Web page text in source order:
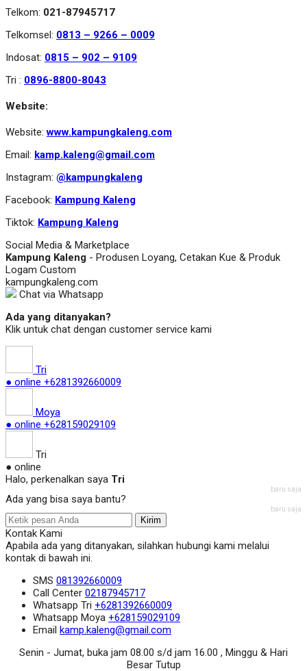
Telkom: 021-87945717
Telkomsel: 0813 – 9266 – 0009
Indosat: 0815 – 902 – 9109
Tri : 0896-8800-8043
Website:
Website:www.kampungkaleng.com
Email: kamp.kaleng@gmail.com
Instagram: @kampungkaleng
Facebook: Kampung Kaleng
Tiktok: Kampung Kaleng
Social Media & Marketplace
Kampung Kaleng - Produsen Loyang, Cetakan Kue & Produk
Logam Custom
kampungkaleng.com
Chat via Whatsapp
Ada yang ditanyakan?
Klik untuk chat dengan customer service kami
Tri
● online +6281392660009
Moya
● online +628159029109
Tri
● online
Halo, perkenalkan saya Tri
baru saja
Ada yang bisa saya bantu?
baru saja
Kirim
Kontak Kami
Apabila ada yang ditanyakan, silahkan hubungi kami melalui
kontak di bawah ini.
SMS 081392660009
Call Center 02187945717
Whatsapp Tri +6281392660009
Whatsapp Moya +628159029109
Email kamp.kaleng@gmail.com
Senin - Jumat, buka jam 08.00 s/d jam 16.00 , Minggu & Hari
Besar Tutup